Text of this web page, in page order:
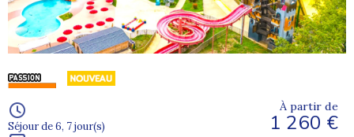
Séjour de 6, 7 jour(s)
À partir de
1 260 €